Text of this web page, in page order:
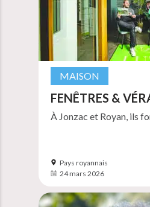
MAISON
FENÊTRES &
À Jonzac et Royan, ils
Pays royannais
24 mars 2026